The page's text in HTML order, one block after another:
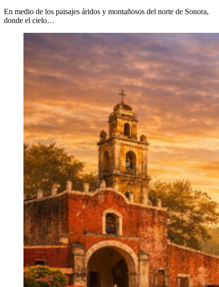
En medio de los paisajes áridos y montañosos del norte de Sonora,
donde el cielo…